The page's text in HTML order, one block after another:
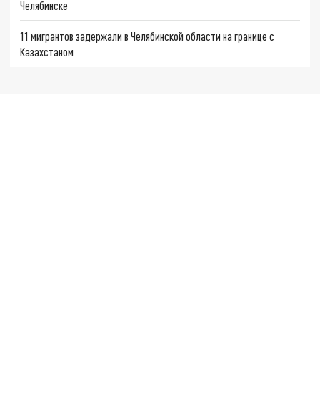
Челябинске
11 мигрантов задержали в Челябинской области на границе с
Казахстаном